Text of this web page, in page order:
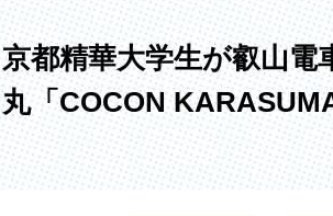
歴史コース
文学コース
社会コース
国際文化コース
国際日本学コース
メ
京都精華大学生が叡山
丸「COCON